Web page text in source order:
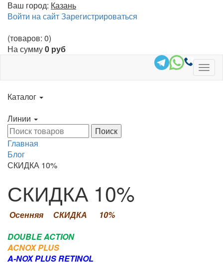
Ваш город: Казань
Войти на сайтЗарегистрироваться
(товаров: 0)
На сумму0 руб
Каталог
Линии
Главная
Блог
СКИДКА 10%
СКИДКА 10%
Осенняя СКИДКА 10%
DOUBLE ACTION
ACNOX PLUS
A-NOX PLUS RETINOL